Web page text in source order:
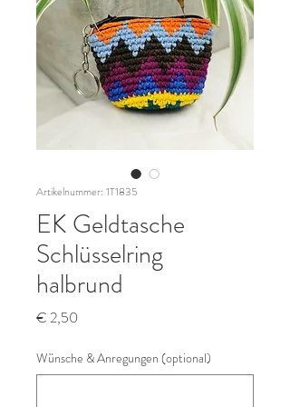
Artikelnummer: 1T1835
EK Geldtasche
Schlüsselring
halbrund
€ 2,50
Wünsche & Anregungen (optional)